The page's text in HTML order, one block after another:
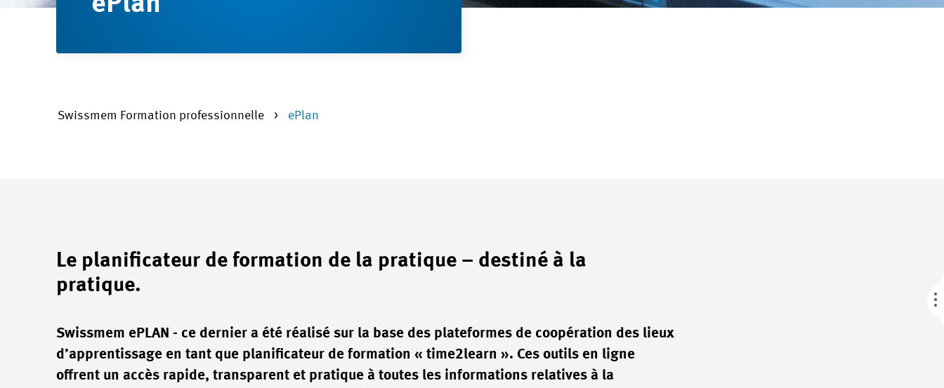
Swissmem Formation professionnelle ePlan
Le planificateur de formation de la pratique – destiné à la
pratique.
Swissmem ePLAN - ce dernier a été réalisé sur la base des plateformes de coopération des lieux
d’apprentissage en tant que planificateur de formation « time2learn ». Ces outils en ligne
offrent un accès rapide, transparent et pratique à toutes les informations relatives à la